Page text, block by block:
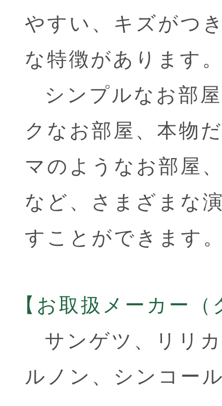
やすい、キズがつ
な特徴があります
シンプルなお部
クなお部屋、本物
マのようなお部屋
など、さまざまな
すことができます
【お取扱メーカー
サンゲツ、
リリ
ルノン、 シンコー